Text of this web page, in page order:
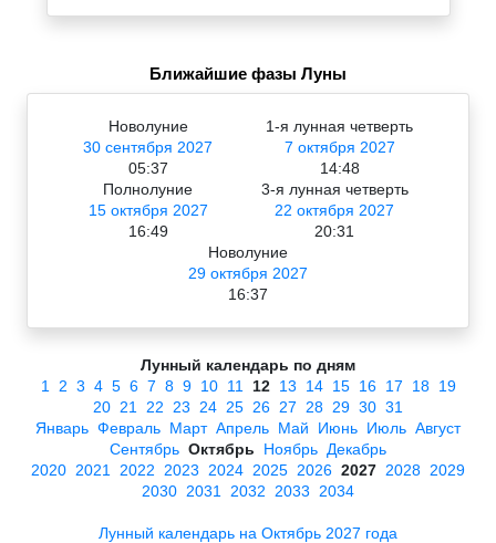
Ближайшие фазы Луны
Новолуние
30 сентября 2027
05:37
1-я лунная четверть
7 октября 2027
14:48
Полнолуние
15 октября 2027
16:49
3-я лунная четверть
22 октября 2027
20:31
Новолуние
29 октября 2027
16:37
Лунный календарь по дням
1
2 3 4 5 6 7 8 9 10 11 12 13 14 15 16 17 18 19
20 21 22 23 24 25 26 27 28 29 30 31
Январь Февраль Март Апрель Май Июнь Июль Август
Сентябрь Октябрь Ноябрь Декабрь
2020 2021 2022 2023 2024 2025 2026 2027 2028 2029
2030 2031 2032 2033 2034
Лунный календарь на Октябрь 2027 года